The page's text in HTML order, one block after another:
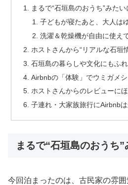
まるで“石垣島のおうち”みた
子どもが寝たあと、大人は
洗濯＆乾燥機が自由に使え
ホストさんから“リアルな石垣
石垣島の暮らしや文化にもふ
Airbnbの「体験」でウミガメ
ホストさんからのレビューに
子連れ・大家族旅行にAirbnb
まるで“石垣島のおうち
今回泊まったのは、古民家の雰